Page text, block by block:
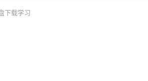
下载学习